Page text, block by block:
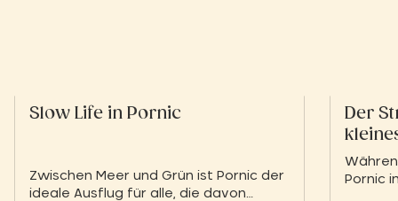
Slow Life in Pornic
Zwischen Meer und Grün ist Pornic der
ideale Ausflug für alle, die davon
Der
Pornic